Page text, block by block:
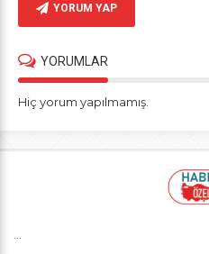
YORUM YAP
YORUMLAR
Hiç yorum yapılmamış.